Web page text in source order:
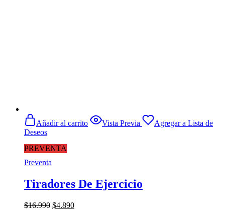
PREVENTA
Añadir al carrito Vista Previa
Agregar a Lista de
Deseos
Preventa
Tiradores De Ejercicio
$16.990 El
$4.890El